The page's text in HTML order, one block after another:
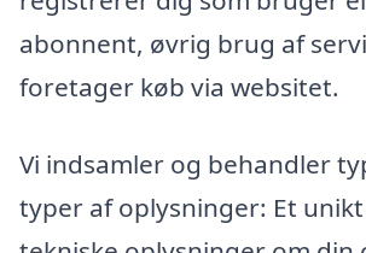
abonnent, øvrig brug af
foretager køb via websitet.
Vi indsamler og behandler
typer af oplysninger: Et